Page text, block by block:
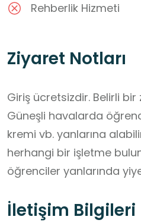
Rehberlik Hizmeti
Ziyaret Notları
Giriş ücretsizdir. Belirli
Güneşli havalarda
kremi vb. yanlarına
herhangi bir işletme
öğrenciler yanlarında
İletişim Bilgileri